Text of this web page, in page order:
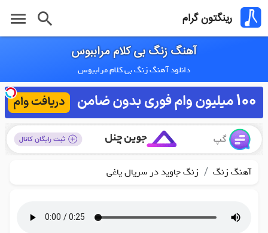
رینگتون گرام search
menu
آهنگ زنگ بی کلام مراببوس
دانلود آهنگ زنگ بی کلام مراببوس
آهنگ زنگ / زنگ جاوید در سریال یاغی